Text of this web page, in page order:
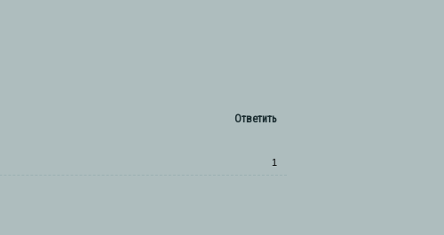
Ответить
1